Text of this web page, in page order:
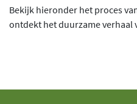
Bekijk hieronder het proces
ontdekt het duurzame verhaal